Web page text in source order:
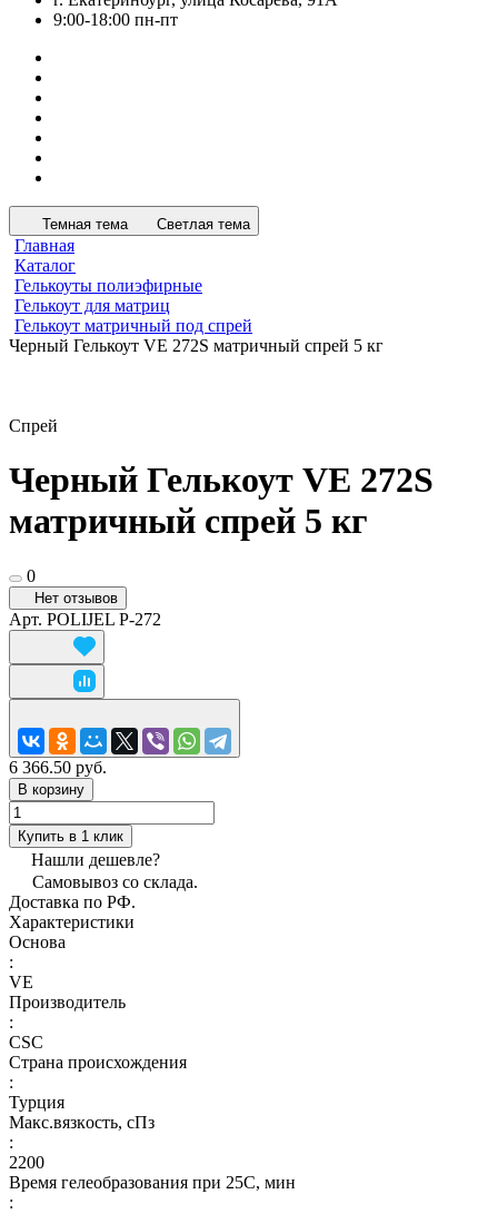
9:00-18:00 пн-пт
Темная тема Светлая тема
Главная
Каталог
Гелькоуты полиэфирные
Гелькоут для матриц
Гелькоут матричный под спрей
Черный Гелькоут VE 272S матричный спрей 5 кг
Спрей
Черный Гелькоут VE 272S
матричный спрей 5 кг
0
Нет отзывов
Арт. POLIJEL P-272
6 366.50 руб.
В корзину
Купить в 1 клик
Нашли дешевле?
Самовывоз со склада.
Доставка по РФ.
Характеристики
Основа
:
VE
Производитель
:
CSC
Страна происхождения
:
Турция
Макс.вязкoсть, сПз
:
2200
Время гелеобразования при 25С, мин
: